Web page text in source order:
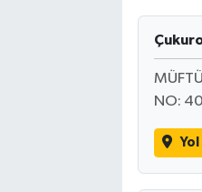
NO: 40
Yol